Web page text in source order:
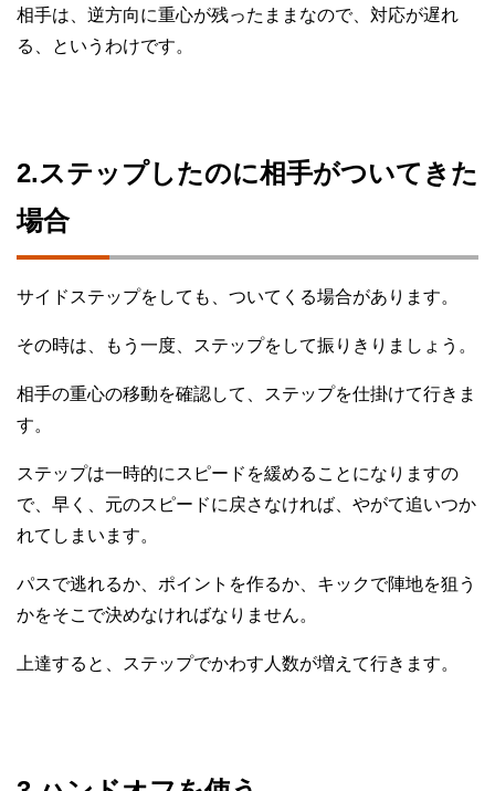
相手は、逆方向に重心が残ったままなので、対応が遅れ
る、というわけです。
2.ステップしたのに相手がついてきた
場合
サイドステップをしても、ついてくる場合があります。
その時は、もう一度、ステップをして振りきりましょう。
相手の重心の移動を確認して、ステップを仕掛けて行きま
す。
ステップは一時的にスピードを緩めることになりますの
で、早く、元のスピードに戻さなければ、やがて追いつか
れてしまいます。
パスで逃れるか、ポイントを作るか、キックで陣地を狙う
かをそこで決めなければなりません。
上達すると、ステップでかわす人数が増えて行きます。